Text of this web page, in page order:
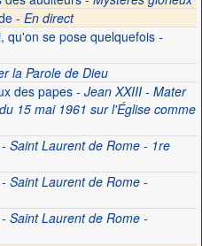
- En direct
qu'on se pose quelquefois-
la Parole de Dieu
des papes- Jean XXIII - Mater
15 mai 1961 sur l'Église comme
Saint Laurent de Rome - 1re
Saint Laurent de Rome -
Saint Laurent de Rome -